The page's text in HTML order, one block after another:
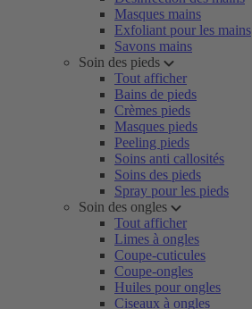
Masques mains
Exfoliant pour les mains
Savons mains
Soin des pieds
Tout afficher
Bains de pieds
Crèmes pieds
Masques pieds
Peeling pieds
Soins anti callosités
Soins des pieds
Spray pour les pieds
Soin des ongles
Tout afficher
Limes à ongles
Coupe-cuticules
Coupe-ongles
Huiles pour ongles
Ciseaux à ongles